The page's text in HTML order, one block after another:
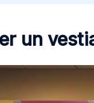
un